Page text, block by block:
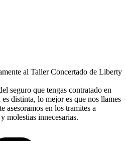
al Taller Concertado de Liberty
seguro que tengas contratado en
distinta, lo mejor es que nos llames
asesoramos en los tramites a
molestias innecesarias.